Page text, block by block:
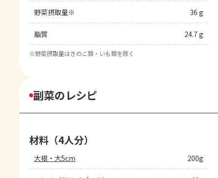
野菜摂取量※ 36 g
脂質 24.7 g
※野菜摂取量はきのこ類・いも類を除く
副菜のレシピ
材料（4人分）
大根・大5cm 200g